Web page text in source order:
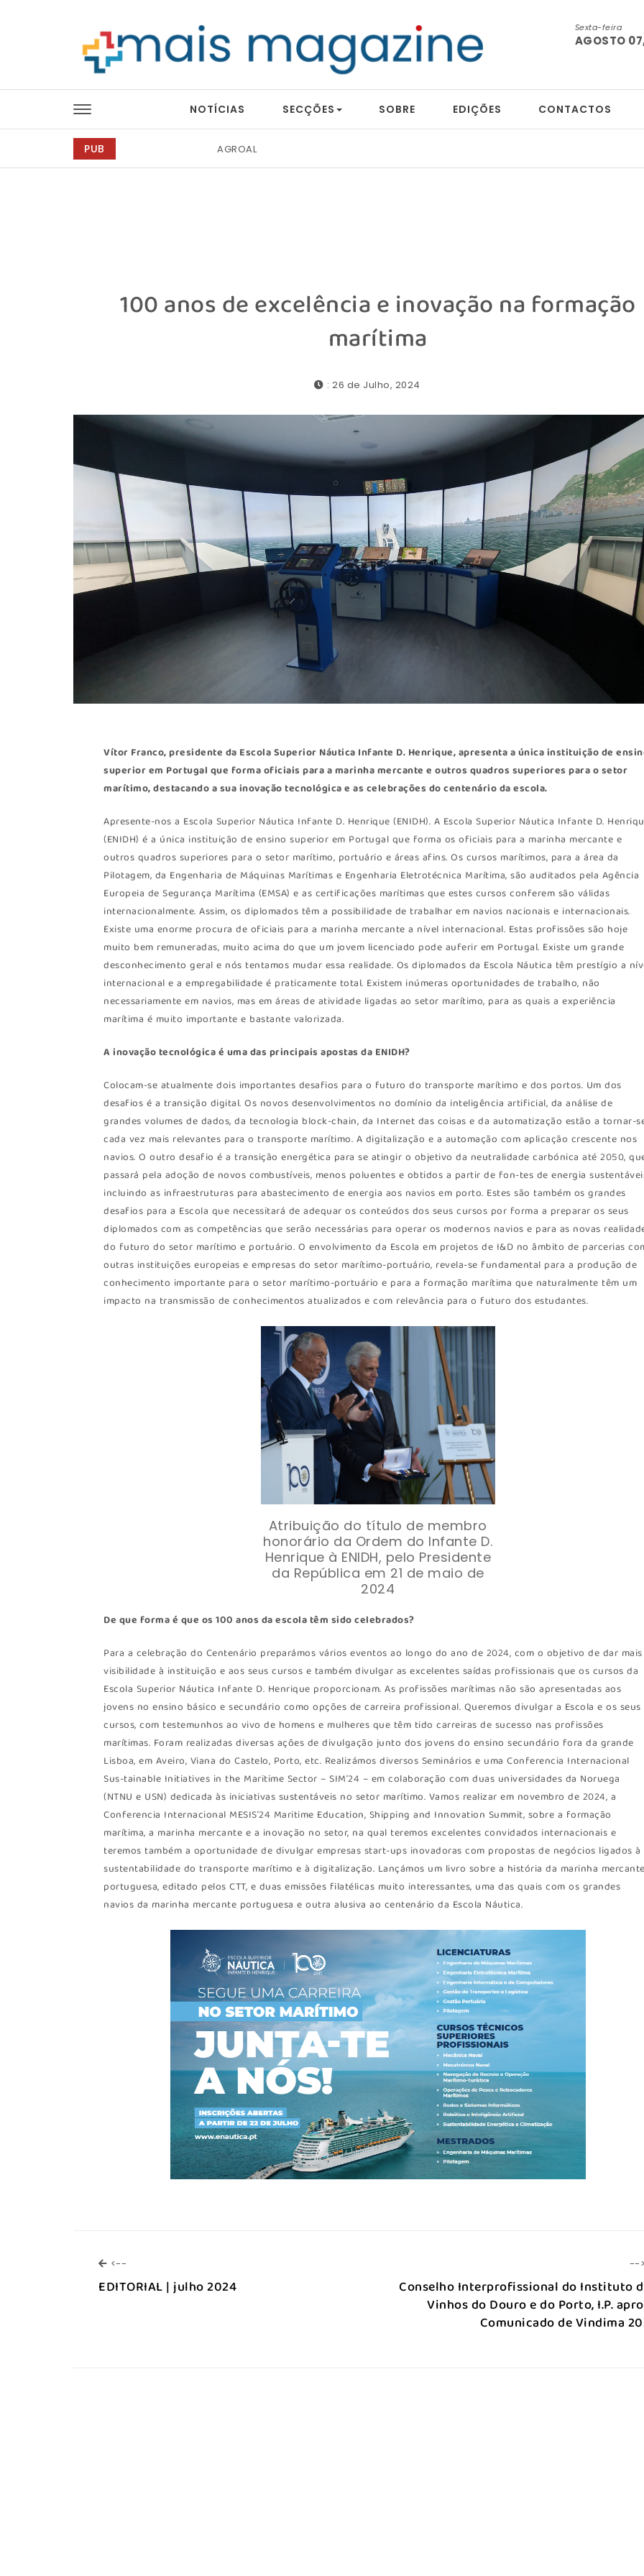
Sexta-feira
AGOSTO
NOTÍCIAS SECÇÕES SOBRE EDIÇÕES CONTACTOS
PUB Abreu Advogados
100 anos de excelência e inovação na formação
marítima
: 26 de Julho, 2024
Vítor Franco, presidente da Escola Superior Náutica Infante D. Henrique, apresenta a única instituição de
superior em Portugal que forma oficiais para a marinha mercante e outros quadros superiores para o setor
marítimo, destacando a sua inovação tecnológica e as celebrações do centenário da escola.
Apresente-nos a Escola Superior Náutica Infante D. Henrique (ENIDH). A Escola Superior Náutica Infante D.
(ENIDH) é a única instituição de ensino superior em Portugal que forma os oficiais para a marinha mercante e
outros quadros superiores para o setor marítimo, portuário e áreas afins. Os cursos marítimos, para a área da
Pilotagem, da Engenharia de Máquinas Marítimas e Engenharia Eletrotécnica Marítima, são auditados pela Agência
Europeia de Segurança Marítima (EMSA) e as certificações marítimas que estes cursos conferem são válidas
internacionalmente. Assim, os diplomados têm a possibilidade de trabalhar em navios nacionais e internacionais.
Existe uma enorme procura de oficiais para a marinha mercante a nível internacional. Estas profissões são hoje
muito bem remuneradas, muito acima do que um jovem licenciado pode auferir em Portugal. Existe um grande
desconhecimento geral e nós tentamos mudar essa realidade. Os diplomados da Escola Náutica têm prestígio a
internacional e a empregabilidade é praticamente total. Existem inúmeras oportunidades de trabalho, não
necessariamente em navios, mas em áreas de atividade ligadas ao setor marítimo, para as quais a experiência
marítima é muito importante e bastante valorizada.
A inovação tecnológica é uma das principais apostas da ENIDH?
Colocam-se atualmente dois importantes desafios para o futuro do transporte marítimo e dos portos. Um dos
desafios é a transição digital. Os novos desenvolvimentos no domínio da inteligência artificial, da análise de
grandes volumes de dados, da tecnologia block-chain, da Internet das coisas e da automatização estão a tornar-
cada vez mais relevantes para o transporte marítimo. A digitalização e a automação com aplicação crescente nos
navios. O outro desafio é a transição energética para se atingir o objetivo da neutralidade carbónica até 2050,
passará pela adoção de novos combustíveis, menos poluentes e obtidos a partir de fon-tes de energia
incluindo as infraestruturas para abastecimento de energia aos navios em porto. Estes são também os grandes
desafios para a Escola que necessitará de adequar os conteúdos dos seus cursos por forma a preparar os seus
diplomados com as competências que serão necessárias para operar os modernos navios e para as novas
do futuro do setor marítimo e portuário. O envolvimento da Escola em projetos de I&D no âmbito de parcerias
outras instituições europeias e empresas do setor marítimo-portuário, revela-se fundamental para a produção de
conhecimento importante para o setor marítimo-portuário e para a formação marítima que naturalmente têm um
impacto na transmissão de conhecimentos atualizados e com relevância para o futuro dos estudantes.
Atribuição do título de membro
honorário da Ordem do Infante D.
Henrique à ENIDH, pelo Presidente
da República em 21 de maio de
2024
De que forma é que os 100 anos da escola têm sido celebrados?
Para a celebração do Centenário preparámos vários eventos ao longo do ano de 2024, com o objetivo de dar mais
visibilidade à instituição e aos seus cursos e também divulgar as excelentes saídas profissionais que os cursos da
Escola Superior Náutica Infante D. Henrique proporcionam. As profissões marítimas não são apresentadas aos
jovens no ensino básico e secundário como opções de carreira profissional. Queremos divulgar a Escola e os seus
cursos, com testemunhos ao vivo de homens e mulheres que têm tido carreiras de sucesso nas profissões
marítimas. Foram realizadas diversas ações de divulgação junto dos jovens do ensino secundário fora da grande
Lisboa, em Aveiro, Viana do Castelo, Porto, etc. Realizámos diversos Seminários e uma Conferencia Internacional
Sus-tainable Initiatives in the Maritime Sector – SIM’24 – em colaboração com duas universidades da Noruega
(NTNU e USN) dedicada às iniciativas sustentáveis no setor marítimo. Vamos realizar em novembro de 2024, a
Conferencia Internacional MESIS’24 Maritime Education, Shipping and Innovation Summit, sobre a formação
marítima, a marinha mercante e a inovação no setor, na qual teremos excelentes convidados internacionais e
teremos também a oportunidade de divulgar empresas start-ups inovadoras com propostas de negócios ligados à
sustentabilidade do transporte marítimo e à digitalização. Lançámos um livro sobre a história da marinha
portuguesa, editado pelos CTT, e duas emissões filatélicas muito interessantes, uma das quais com os grandes
navios da marinha mercante portuguesa e outra alusiva ao centenário da Escola Náutica.
<--
EDITORIAL | julho 2024
--
Conselho Interprofissional do Instituto
Vinhos do Douro e do Porto, I.P.
Comunicado de Vindima